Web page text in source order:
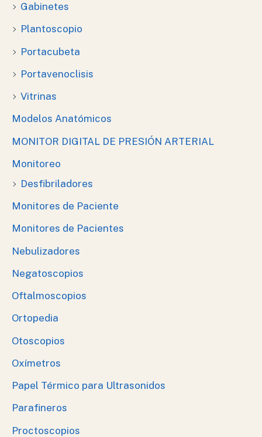
Gabinetes
Plantoscopio
Portacubeta
Portavenoclisis
Vitrinas
Modelos Anatómicos
MONITOR DIGITAL DE PRESIÓN ARTERIAL
Monitoreo
Desfibriladores
Monitores de Paciente
Monitores de Pacientes
Nebulizadores
Negatoscopios
Oftalmoscopios
Ortopedia
Otoscopios
Oxímetros
Papel Térmico para Ultrasonidos
Parafineros
Proctoscopios